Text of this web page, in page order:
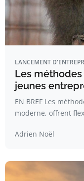
LANCEMENT
Les
jeunes
EN BREF Les
moderne, offrent
Adrien Noël